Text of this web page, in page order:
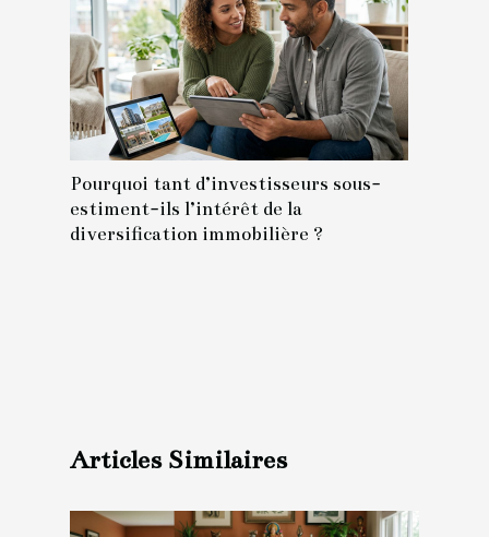
Pourquoi tant d’investisseurs sous-
estiment-ils l’intérêt de la
diversification immobilière ?
Articles Similaires